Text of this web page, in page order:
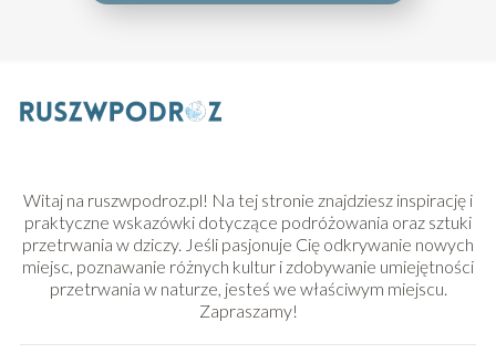
Witaj na ruszwpodroz.pl! Na tej stronie znajdziesz inspirację i
praktyczne wskazówki dotyczące podróżowania oraz sztuki
przetrwania w dziczy. Jeśli pasjonuje Cię odkrywanie nowych
miejsc, poznawanie różnych kultur i zdobywanie umiejętności
przetrwania w naturze, jesteś we właściwym miejscu.
Zapraszamy!